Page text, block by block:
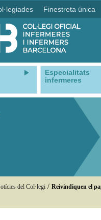
Finestreta única
Especialitats
infermeres
del Col·legi / Reivindiquen el